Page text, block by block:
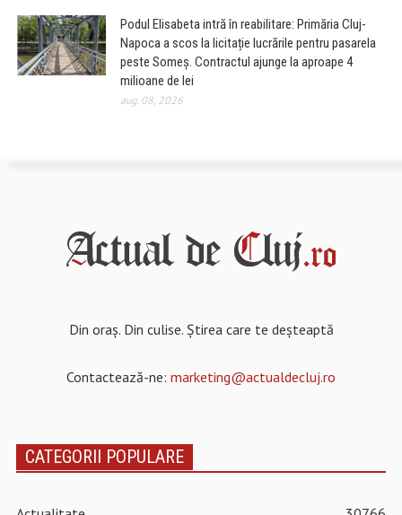
Podul Elisabeta intră în reabilitare: Primăria Cluj-
Napoca a scos la licitație lucrările pentru pasarela
peste Someș. Contractul ajunge la aproape 4
milioane de lei
aug. 08, 2026
Din oraș. Din culise. Știrea care te deșteaptă
Contactează-ne: marketing@actualdecluj.ro
CATEGORII POPULARE